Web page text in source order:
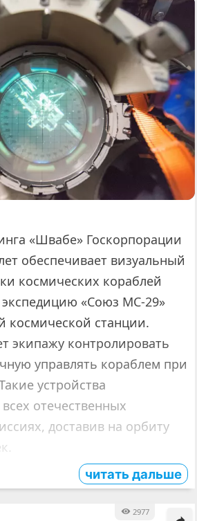
«Швабе» Госкорпорации
обеспечивает визуальный
космических кораблей
«Союз МС-29»
космической станции.
экипажу контролировать
управлять кораблем при
устройства
отечественных
доставив на орбиту
читать дальше
2977